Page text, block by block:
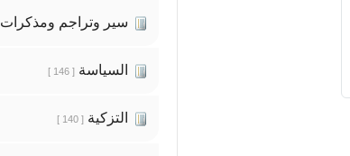
سير وتراجم ومذكرات
السياسة [ 146 ]
التزكية [ 140 ]